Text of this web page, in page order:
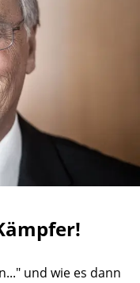
und wie es dann